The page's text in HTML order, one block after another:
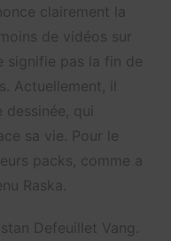
clairement la
de vidéos sur
signifie pas la fin de
Actuellement, il
qui
sa vie. Pour le
packs, comme a
Raska.
Defeuillet Vang.